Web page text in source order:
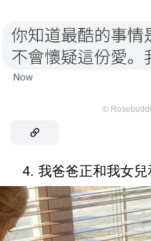
©
4. 我爸爸正和我女